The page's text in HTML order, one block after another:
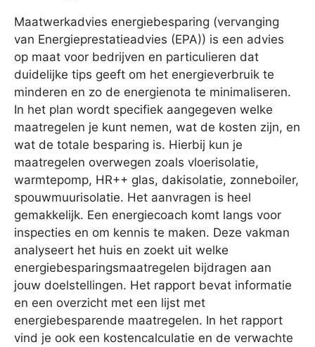
Maatwerkadvies energiebesparing (vervanging
van Energieprestatieadvies (EPA)) is een advies
op maat voor bedrijven en particulieren dat
duidelijke tips geeft om het energieverbruik te
minderen en zo de energienota te minimaliseren.
In het plan wordt specifiek aangegeven welke
maatregelen je kunt nemen, wat de kosten zijn, en
wat de totale besparing is. Hierbij kun je
maatregelen overwegen zoals vloerisolatie,
warmtepomp, HR++ glas, dakisolatie, zonneboiler,
spouwmuurisolatie. Het aanvragen is heel
gemakkelijk. Een energiecoach komt langs voor
inspecties en om kennis te maken. Deze vakman
analyseert het huis en zoekt uit welke
energiebesparingsmaatregelen bijdragen aan
jouw doelstellingen. Het rapport bevat informatie
en een overzicht met een lijst met
energiebesparende maatregelen. In het rapport
vind je ook een kostencalculatie en de verwachte